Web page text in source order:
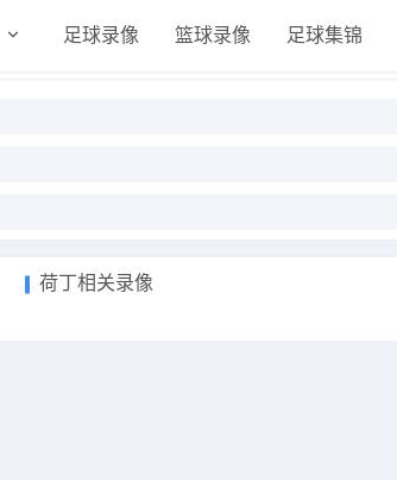
足球录像 篮球录像 足球集锦
荷丁相关录像